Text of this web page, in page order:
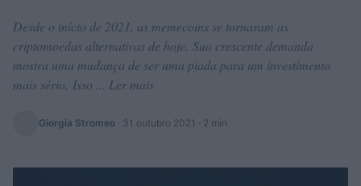
Desde o início de 2021, as memecoins se tornaram as
criptomoedas alternativas de hoje. Sua crescente demanda
mostra uma mudança de ser uma piada para um investimento
mais sério. Isso ... Ler mais
Giorgia Stromeo · 31 outubro 2021 · 2 min